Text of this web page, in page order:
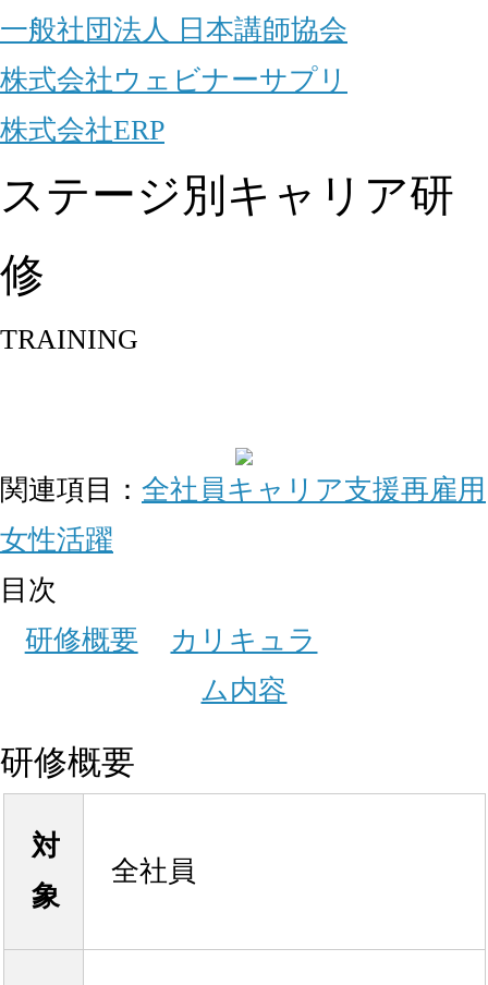
一般社団法人 日本講師協会
株式会社ウェビナーサプリ
株式会社ERP
ステージ別キャリア研
修
TRAINING
関連項目： 全社員キャリア支援再雇用
女性活躍
目次
研修概要
カリキュラ
ム内容
研修概要
対
象
全社員